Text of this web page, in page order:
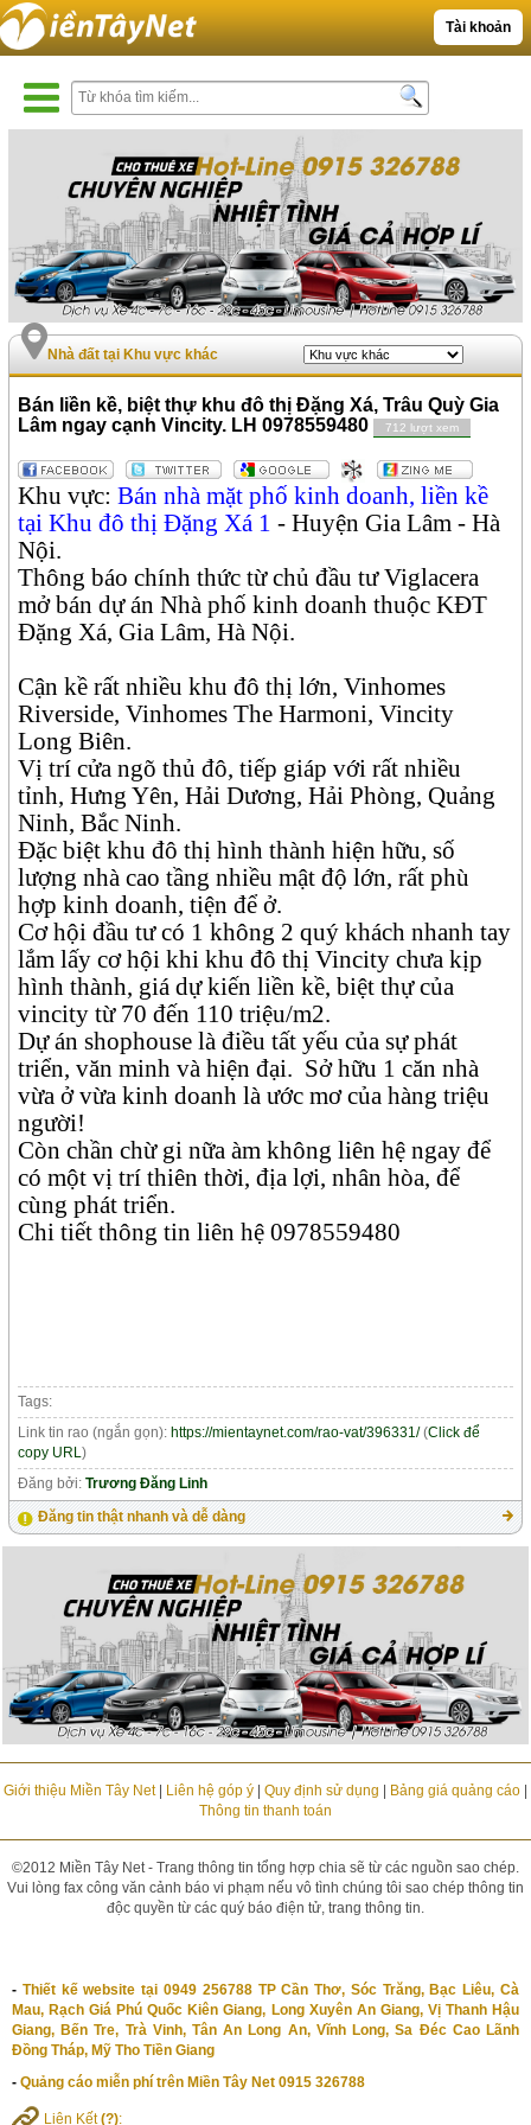
Tài khoản
Nhà đất tại Khu vực khác
Bán liền kề, biệt thự khu đô thị Đặng Xá, Trâu Quỳ Gia
Lâm ngay cạnh Vincity. LH 0978559480
712 lượt xem
Khu vực:Bán nhà mặt phố kinh doanh, liền kề
tại Khu đô thị Đặng Xá 1 - Huyện Gia Lâm - Hà
Nội.
Thông báo chính thức từ chủ đầu tư Viglacera
mở bán dự án Nhà phố kinh doanh thuộc KĐT
Đặng Xá, Gia Lâm, Hà Nội.
Cận kề rất nhiều khu đô thị lớn, Vinhomes
Riverside, Vinhomes The Harmoni, Vincity
Long Biên.
Vị trí cửa ngõ thủ đô, tiếp giáp với rất nhiều
tỉnh, Hưng Yên, Hải Dương, Hải Phòng, Quảng
Ninh, Bắc Ninh.
Đặc biệt khu đô thị hình thành hiện hữu, số
lượng nhà cao tầng nhiều mật độ lớn, rất phù
hợp kinh doanh, tiện để ở.
Cơ hội đầu tư có 1 không 2 quý khách nhanh tay
lắm lấy cơ hội khi khu đô thị Vincity chưa kịp
hình thành, giá dự kiến liền kề, biệt thự của
vincity từ 70 đến 110 triệu/m2.
Dự án shophouse là điều tất yếu của sự phát
triển, văn minh và hiện đại. Sở hữu 1 căn nhà
vừa ở vừa kinh doanh là ước mơ của hàng triệu
người!
Còn chần chừ gi nữa àm không liên hệ ngay để
có một vị trí thiên thời, địa lợi, nhân hòa, để
cùng phát triển.
Chi tiết thông tin liên hệ 0978559480
Tags:
Link tin rao (ngắn gọn): https://mientaynet.com/rao-vat/396331/(Click để
copy URL)
Đăng bởi:Trương Đăng Linh
Đăng tin thật nhanh và dễ dàng
Giới thiệu Miền Tây Net| Liên hệ góp ý| Quy định sử dụng Bảng giá quảng cáo|
Thông tin thanh toán
©2012 Miền Tây Net - Trang thông tin tổng hợp chia sẽ từ các nguồn sao chép.
Vui lòng fax công văn cảnh báo vi phạm nếu vô tình chúng tôi sao chép thông tin
độc quyền từ các quý báo điện tử, trang thông tin.
- Thiết kế website tại 0949 256788 TP Cần Thơ, Sóc Trăng, Bạc Liêu, Cà
Mau, Rạch Giá Phú Quốc Kiên Giang, Long Xuyên An Giang, Vị Thanh Hậu
Giang, Bến Tre, Trà Vinh, Tân An Long An, Vĩnh Long, Sa Đéc Cao Lãnh
Đồng Tháp, Mỹ Tho Tiền Giang
- Quảng cáo miễn phí trên Miền Tây Net 0915 326788
Liên Kết(?):